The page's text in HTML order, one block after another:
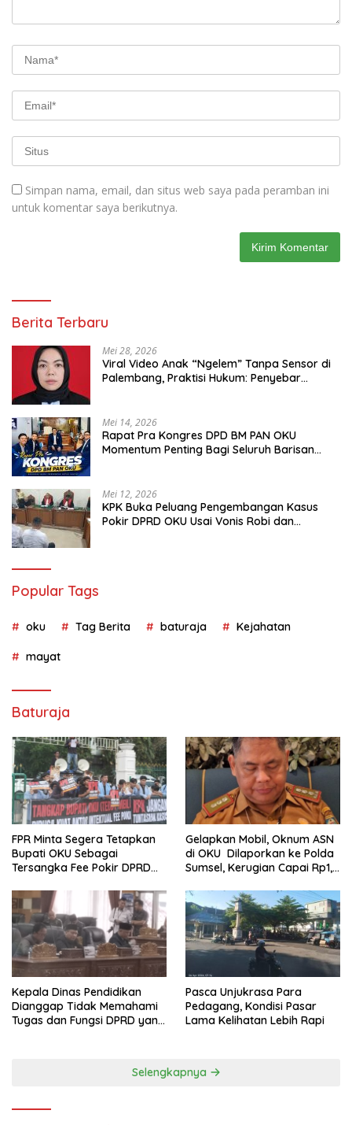
Simpan nama, email, dan situs web saya pada peramban ini
untuk komentar saya berikutnya.
Berita Terbaru
Mei 28, 2026
Viral Video Anak “Ngelem” Tanpa Sensor di
Palembang, Praktisi Hukum: Penyebar
Mei 14, 2026
Rapat Pra Kongres DPD BM PAN OKU
Momentum Penting Bagi Seluruh Barisan
Mei 12, 2026
KPK Buka Peluang Pengembangan Kasus
Pokir DPRD OKU Usai Vonis Robi dan
Popular Tags
oku Tag Berita baturaja Kejahatan
mayat
Baturaja
FPR Minta Segera Tetapkan
Bupati OKU Sebagai
Tersangka Fee Pokir DPRD
Gelapkan Mobil, Oknum ASN
di OKU Dilaporkan ke Polda
Sumsel, Kerugian Capai Rp1,2
Kepala Dinas Pendidikan
Dianggap Tidak Memahami
Tugas dan Fungsi DPRD yang
Pasca Unjukrasa Para
Pedagang, Kondisi Pasar
Lama Kelihatan Lebih Rapi
Selengkapnya